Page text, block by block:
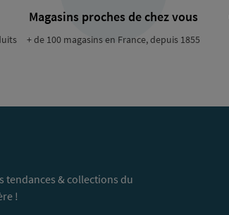
Magasins proches de chez vous
+ de 100 magasins en France, depuis 1855
tendances & collections du
!